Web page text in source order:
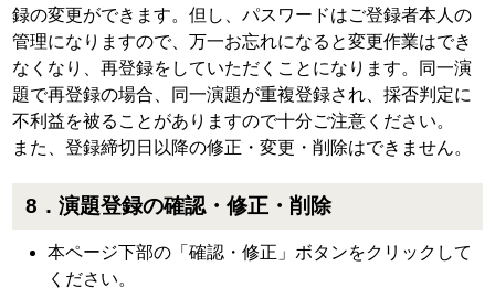
録の変更ができます。但し、パスワードはご登録者本人の
管理になりますので、万一お忘れになると変更作業はでき
なくなり、再登録をしていただくことになります。同一演
題で再登録の場合、同一演題が重複登録され、採否判定に
不利益を被ることがありますので十分ご注意ください。
また、登録締切日以降の修正・変更・削除はできません。
8．演題登録の確認・修正・削除
本ページ下部の「確認・修正」ボタンをクリックして
ください。